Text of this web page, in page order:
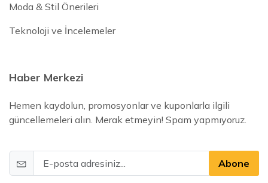
Moda & Stil Önerileri
Teknoloji ve İncelemeler
Haber Merkezi
Hemen kaydolun, promosyonlar ve kuponlarla ilgili
güncellemeleri alın. Merak etmeyin! Spam yapmıyoruz.
Abone